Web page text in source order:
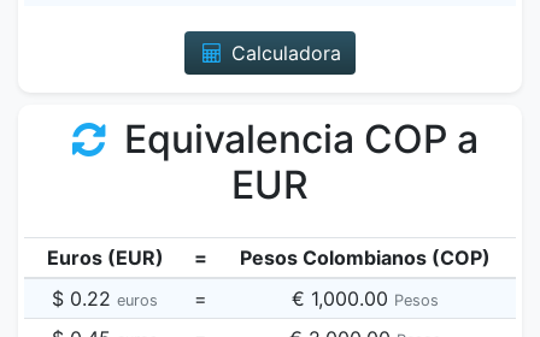
Calculadora
Equivalencia COP a
EUR
Euros (EUR) =
Pesos Colombianos (COP)
$ 0.22 euros = € 1,000.00 Pesos